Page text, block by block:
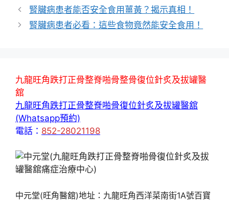
腎臟病患者能否安全食用薑黃？揭示真相！
腎臟病患者必看：這些食物竟然能安全食用！
九龍旺角跌打正骨整脊啪骨整骨復位針炙及拔罐醫
舘
九龍旺角跌打正骨整脊啪骨復位針炙及拔罐醫舘
(Whatsapp預約)
電話： 852-28021198
中元堂(旺角醫舘)地址：九龍旺角西洋菜南街1A號百寶